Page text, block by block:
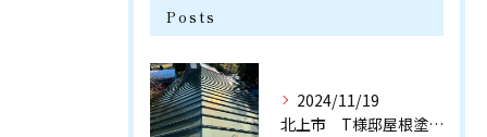
Posts
2024/11/19
北上市 T様邸屋根塗装工事 完工いたしました。